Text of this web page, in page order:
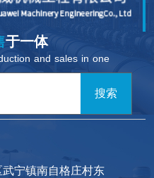
于一体
and sales in one
搜索
宁镇南自格庄村东